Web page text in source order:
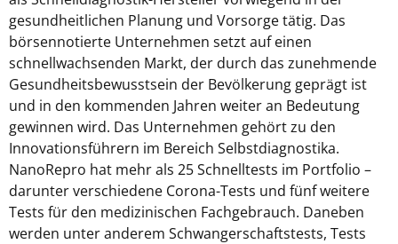
gesundheitlichen Planung und Vorsorge tätig. Das
börsennotierte Unternehmen setzt auf einen
schnellwachsenden Markt, der durch das zunehmende
Gesundheitsbewusstsein der Bevölkerung geprägt ist
und in den kommenden Jahren weiter an Bedeutung
gewinnen wird. Das Unternehmen gehört zu den
Innovationsführern im Bereich Selbstdiagnostika.
NanoRepro hat mehr als 25 Schnelltests im Portfolio –
darunter verschiedene Corona-Tests und fünf weitere
Tests für den medizinischen Fachgebrauch. Daneben
werden unter anderem Schwangerschaftstests, Tests